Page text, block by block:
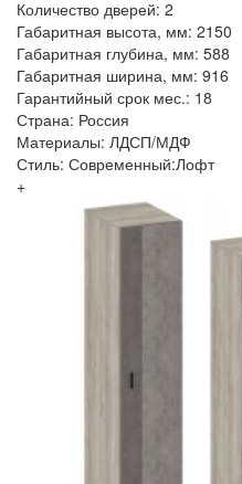
Количество дверей: 2
Габаритная высота, мм: 2150
Габаритная глубина, мм: 588
Габаритная ширина, мм: 916
Гарантийный срок мес.: 18
Страна: Россия
Материалы: ЛДСП/МДФ
Стиль: Современный:Лофт
+